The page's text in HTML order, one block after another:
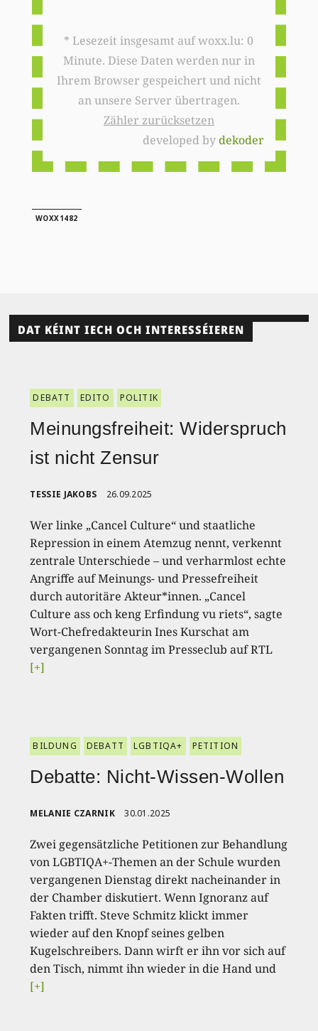
* Lesezeit insgesamt auf woxx.lu: 0
Minute. Diese Daten werden nur in
Ihrem Browser gespeichert und nicht
an unsere Server übertragen.
Zähler zurücksetzen
developed bydekoder
WOXX1482
DAT KÉINT IECH OCH INTERESSÉIEREN
DEBATT EDITO POLITIK
Meinungsfreiheit: Widerspruch
ist nicht Zensur
TESSIE JAKOBS 26.09.2025
Wer linke „Cancel Culture“ und staatliche
Repression in einem Atemzug nennt, verkennt
zentrale Unterschiede – und verharmlost echte
Angriffe auf Meinungs- und Pressefreiheit
durch autoritäre Akteur*innen. „Cancel
Culture ass och keng Erfindung vu riets“, sagte
Wort-Chefredakteurin Ines Kurschat am
vergangenen Sonntag im Presseclub auf RTL
[+]
BILDUNG DEBATT LGBTIQA+ PETITION
Debatte: Nicht-Wissen-Wollen
MELANIE CZARNIK 30.01.2025
Zwei gegensätzliche Petitionen zur Behandlung
von LGBTIQA+-Themen an der Schule wurden
vergangenen Dienstag direkt nacheinander in
der Chamber diskutiert. Wenn Ignoranz auf
Fakten trifft. Steve Schmitz klickt immer
wieder auf den Knopf seines gelben
Kugelschreibers. Dann wirft er ihn vor sich auf
den Tisch, nimmt ihn wieder in die Hand und
[+]